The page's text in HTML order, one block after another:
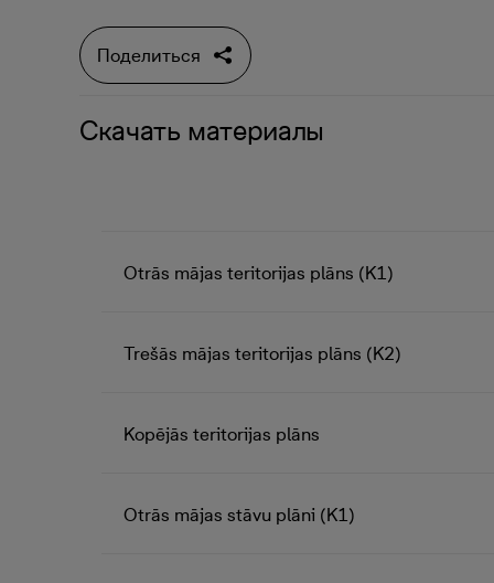
Поделиться
Скачать материалы
Otrās mājas teritorijas plāns (K1)
Trešās mājas teritorijas plāns (K2)
Kopējās teritorijas plāns
Otrās mājas stāvu plāni (K1)